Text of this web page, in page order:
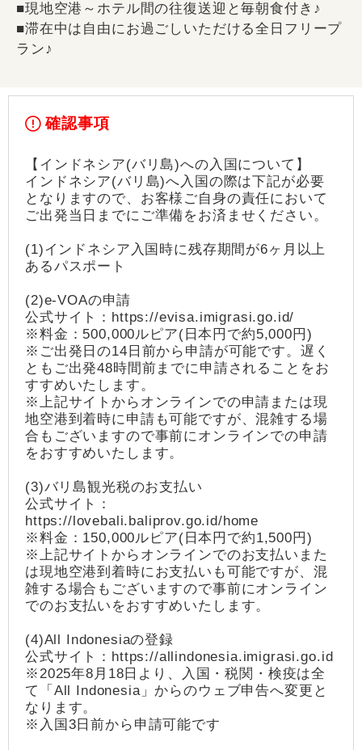
■現地空港～ホテル間の往復送迎と毎朝食付き♪
■滞在中は自由にお過ごしいただける全日フリープ
ラン♪
確認事項
【インドネシア(バリ島)への入国について】
インドネシア(バリ島)へ入国の際は下記が必要
となりますので、お客様ご自身の責任において
ご出発当日までにご準備をお済ませください。
(1)インドネシア入国時に残存期間が6ヶ月以上
あるパスポート
(2)e-VOAの申請
公式サイト：https://evisa.imigrasi.go.id/
※料金：500,000ルピア(日本円で約5,000円)
※ご出発日の14日前から申請が可能です。遅く
ともご出発48時間前までに申請されることをお
すすめいたします。
※上記サイトからオンラインでの申請または現
地空港到着時に申請も可能ですが、混雑する場
合もございますので事前にオンラインでの申請
をおすすめいたします。
(3)バリ島観光税のお支払い
公式サイト：
https://lovebali.baliprov.go.id/home
※料金：150,000ルピア(日本円で約1,500円)
※上記サイトからオンラインでのお支払いまた
は現地空港到着時にお支払いも可能ですが、混
雑する場合もございますので事前にオンライン
でのお支払いをおすすめいたします。
(4)All Indonesiaの登録
公式サイト：https://allindonesia.imigrasi.go.id
※2025年8月18日より、入国・税関・検疫は全
て「All Indonesia」からのウェブ申告へ変更と
なります。
※入国3日前から申請可能です